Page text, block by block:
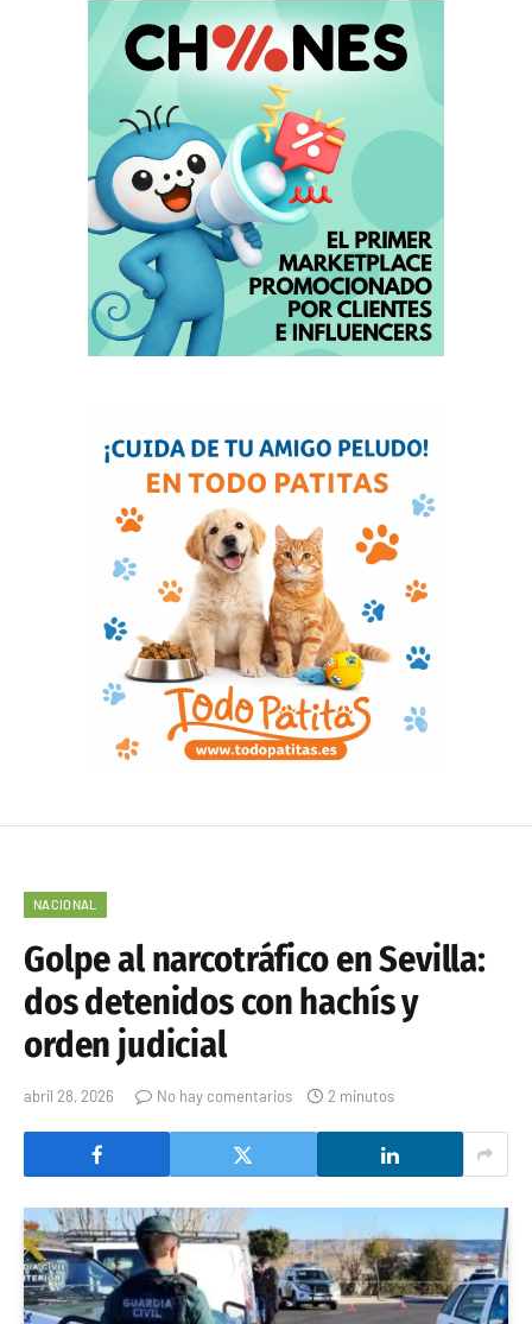
NACIONAL
Golpe al narcotráfico en Sevilla:
dos detenidos con hachís y
orden judicial
abril 28, 2026 No hay comentarios 2 minutos